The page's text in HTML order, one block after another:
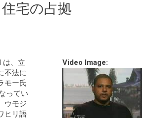
宅の占拠
Video Image:
は、立
不法に
モー氏
ってい
ウモジ
ヒリ語